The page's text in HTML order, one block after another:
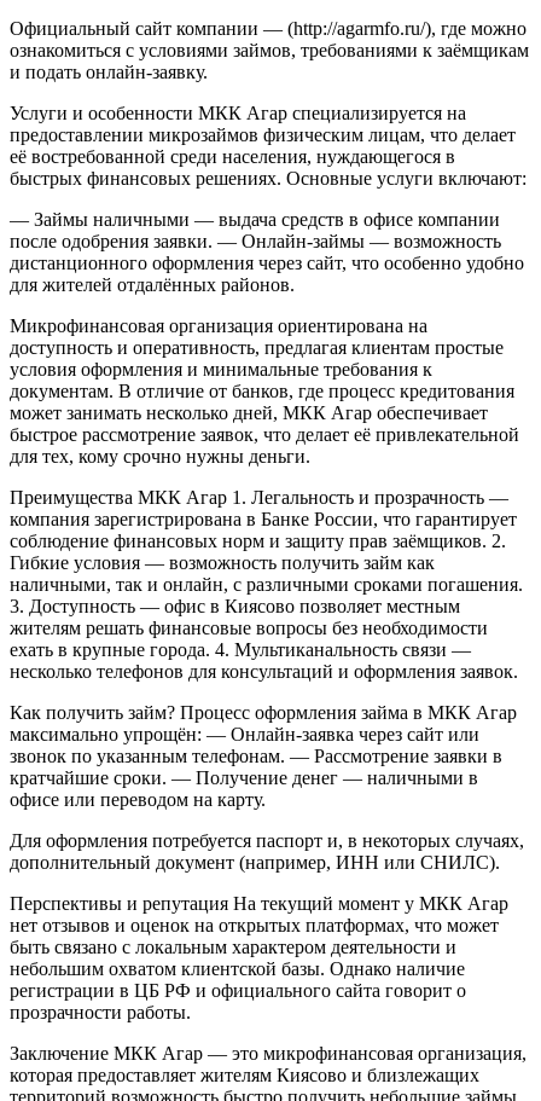
Официальный сайт компании — (http://agarmfo.ru/), где можно
ознакомиться с условиями займов, требованиями к заёмщикам
и подать онлайн-заявку.
Услуги и особенности МКК Агар специализируется на
предоставлении микрозаймов физическим лицам, что делает
её востребованной среди населения, нуждающегося в
быстрых финансовых решениях. Основные услуги включают:
— Займы наличными — выдача средств в офисе компании
после одобрения заявки. — Онлайн-займы — возможность
дистанционного оформления через сайт, что особенно удобно
для жителей отдалённых районов.
Микрофинансовая организация ориентирована на
доступность и оперативность, предлагая клиентам простые
условия оформления и минимальные требования к
документам. В отличие от банков, где процесс кредитования
может занимать несколько дней, МКК Агар обеспечивает
быстрое рассмотрение заявок, что делает её привлекательной
для тех, кому срочно нужны деньги.
Преимущества МКК Агар 1. Легальность и прозрачность —
компания зарегистрирована в Банке России, что гарантирует
соблюдение финансовых норм и защиту прав заёмщиков. 2.
Гибкие условия — возможность получить займ как
наличными, так и онлайн, с различными сроками погашения.
3. Доступность — офис в Киясово позволяет местным
жителям решать финансовые вопросы без необходимости
ехать в крупные города. 4. Мультиканальность связи —
несколько телефонов для консультаций и оформления заявок.
Как получить займ? Процесс оформления займа в МКК Агар
максимально упрощён: — Онлайн-заявка через сайт или
звонок по указанным телефонам. — Рассмотрение заявки в
кратчайшие сроки. — Получение денег — наличными в
офисе или переводом на карту.
Для оформления потребуется паспорт и, в некоторых случаях,
дополнительный документ (например, ИНН или СНИЛС).
Перспективы и репутация На текущий момент у МКК Агар
нет отзывов и оценок на открытых платформах, что может
быть связано с локальным характером деятельности и
небольшим охватом клиентской базы. Однако наличие
регистрации в ЦБ РФ и официального сайта говорит о
прозрачности работы.
Заключение МКК Агар — это микрофинансовая организация,
которая предоставляет жителям Киясово и близлежащих